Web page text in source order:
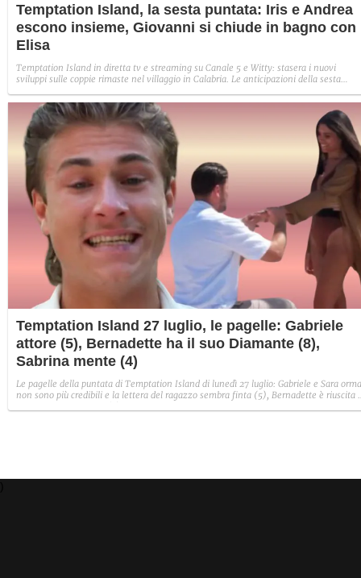
Temptation Island, la sesta puntata: Iris e Andrea
escono insieme, Giovanni si chiude in bagno con
Elisa
Temptation Island in diretta tv e streaming su Canale 5 e Witty: stasera i nuovi
sviluppi sulle coppie rimaste nel villaggio in Calabria. Le anticipazioni della sesta
Sabrina rifiuta il falò con Giovanni e si avvicina a Lory.
Temptation Island 27 luglio, le pagelle: Gabriele
attore (5), Bernadette ha il suo Diamante (8),
Sabrina mente (4)
Le pagelle della puntata di Temptation Island di lunedì 27 luglio: Gabriele e Sara
non sono più credibili e la lettera del ragazzo sembra finta (5), Bernadette è riuscita